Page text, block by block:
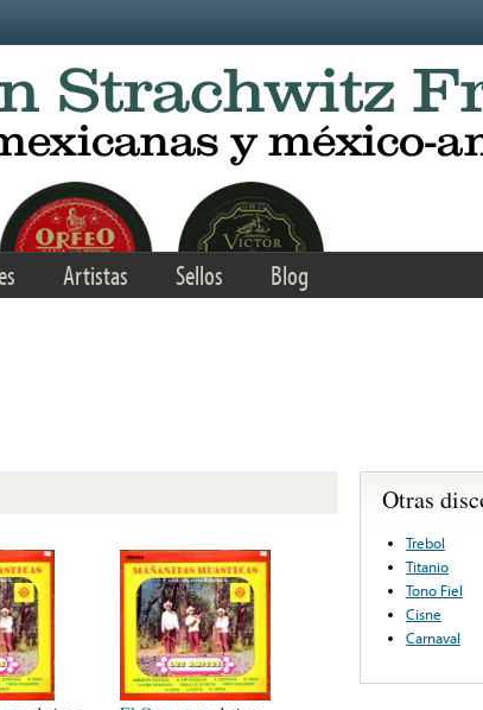
Artistas Sellos Blog
Otras
Trebol
Titanio
Tono Fiel
Cisne
Carnaval